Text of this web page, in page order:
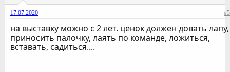
17.07.2020 #5
на выставку можно с 2 лет. ценок должен довать лапу,
приносить палочку, лаять по команде, ложиться,
вставать, садиться....